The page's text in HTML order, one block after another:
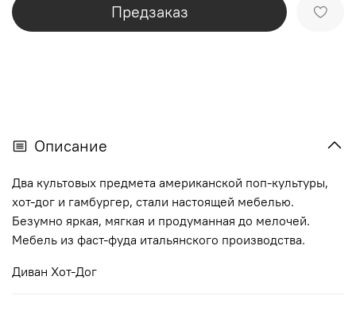
Предзаказ
Описание
Два культовых предмета американской поп-культуры,
хот-дог и гамбургер, стали настоящей мебелью.
Безумно яркая, мягкая и продуманная до мелочей.
Мебель из фаст-фуда итальянского производства.
Диван Хот-Дог